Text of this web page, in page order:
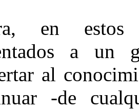
en estos
a un
al
-de